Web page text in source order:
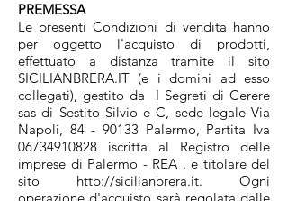
PREMESSA
Le presenti Condizioni di vendita hanno
per oggetto l'acquisto di prodotti,
effettuato a distanza tramite il sito
SICILIANBRERA.IT (e i domini ad esso
collegati), gestito da I Segreti di Cerere
sas di Sestito Silvio e C, sede legale Via
Napoli, 84 - 90133 Palermo, Partita Iva
06734910828 iscritta al Registro delle
imprese di Palermo - REA , e titolare del
sito http://sicilianbrera.it. Ogni